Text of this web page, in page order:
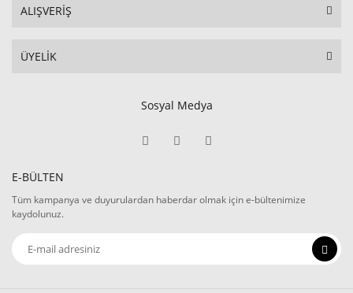
ALIŞVERİŞ
ÜYELİK
Sosyal Medya
E-BÜLTEN
Tüm kampanya ve duyurulardan haberdar olmak için e-bültenimize
kaydolunuz.